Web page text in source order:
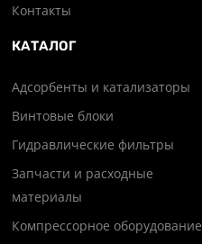
Контакты
КАТАЛОГ
Адсорбенты и катализаторы
Винтовые блоки
Гидравлические фильтры
Запчасти и расходные
материалы
Компрессорное оборудование